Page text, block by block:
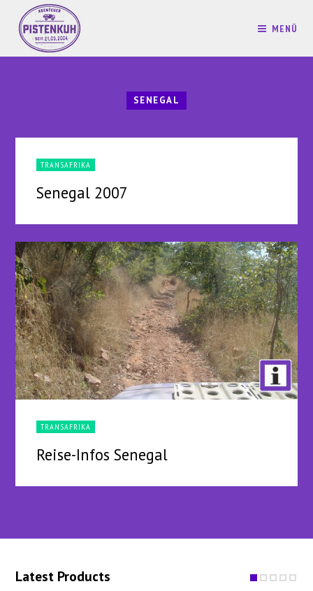
MENÜ
SENEGAL
TRANSAFRIKA
Senegal 2007
TRANSAFRIKA
Reise-Infos Senegal
Latest Products